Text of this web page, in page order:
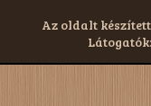
Az oldalt